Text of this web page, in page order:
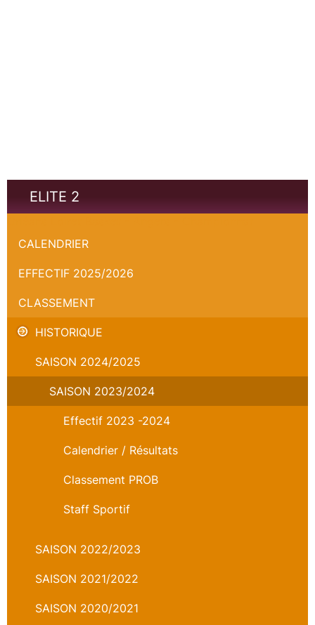
ELITE 2
CALENDRIER
EFFECTIF 2025/2026
CLASSEMENT
HISTORIQUE
SAISON 2024/2025
SAISON 2023/2024
Effectif 2023 -2024
Calendrier / Résultats
Classement PROB
Staff Sportif
SAISON 2022/2023
SAISON 2021/2022
SAISON 2020/2021